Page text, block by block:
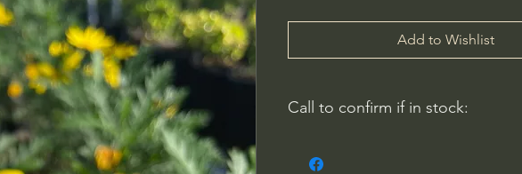
Add to Wishlist
Call to confirm if in stock:
WithinNature.info may carry this in stock.